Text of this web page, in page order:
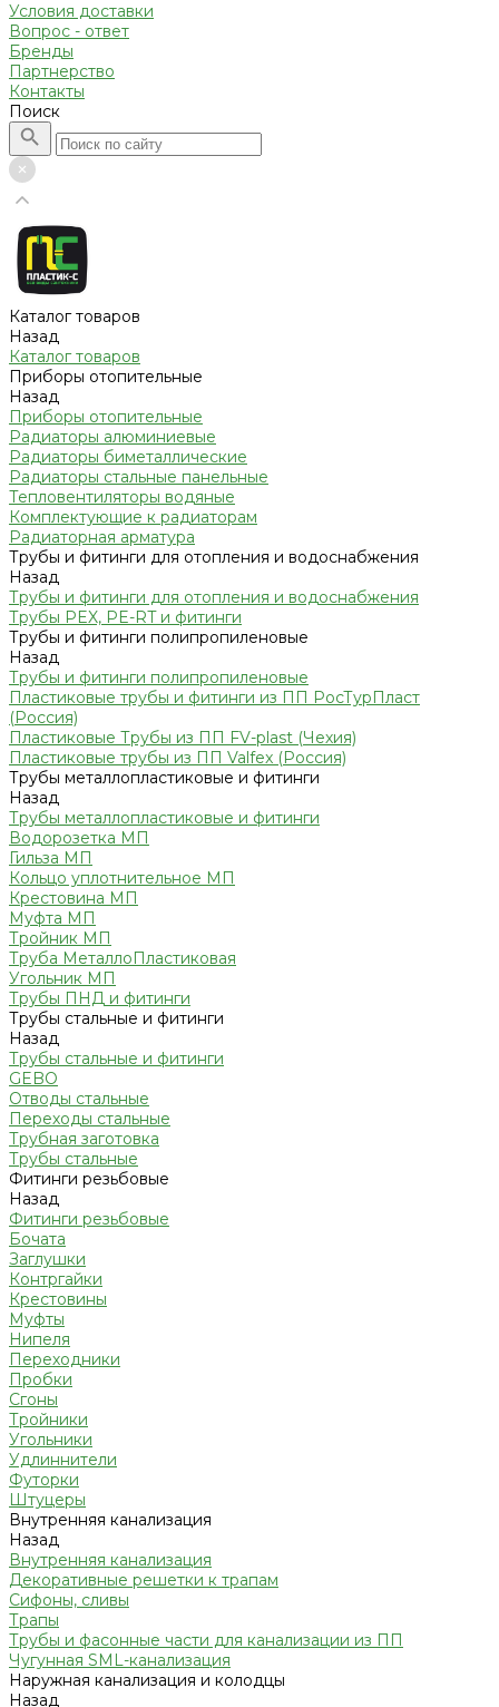
Условия доставки
Вопрос - ответ
Бренды
Партнерство
Контакты
Поиск
Каталог товаров
Назад
Каталог товаров
Приборы отопительные
Назад
Приборы отопительные
Радиаторы алюминиевые
Радиаторы биметаллические
Радиаторы стальные панельные
Тепловентиляторы водяные
Комплектующие к радиаторам
Радиаторная арматура
Трубы и фитинги для отопления и водоснабжения
Назад
Трубы и фитинги для отопления и водоснабжения
Трубы PEX, PE-RT и фитинги
Трубы и фитинги полипропиленовые
Назад
Трубы и фитинги полипропиленовые
Пластиковые трубы и фитинги из ПП РосТурПласт
(Россия)
Пластиковые Трубы из ПП FV-plast (Чехия)
Пластиковые трубы из ПП Valfex (Россия)
Трубы металлопластиковые и фитинги
Назад
Трубы металлопластиковые и фитинги
Водорозетка МП
Гильза МП
Кольцо уплотнительное МП
Крестовина МП
Муфта МП
Тройник МП
Труба МеталлоПластиковая
Угольник МП
Трубы ПНД и фитинги
Трубы стальные и фитинги
Назад
Трубы стальные и фитинги
GEBO
Отводы стальные
Переходы стальные
Трубная заготовка
Трубы стальные
Фитинги резьбовые
Назад
Фитинги резьбовые
Бочата
Заглушки
Контргайки
Крестовины
Муфты
Нипеля
Переходники
Пробки
Сгоны
Тройники
Угольники
Удлиннители
Футорки
Штуцеры
Внутренняя канализация
Назад
Внутренняя канализация
Декоративные решетки к трапам
Сифоны, сливы
Трапы
Трубы и фасонные части для канализации из ПП
Чугунная SML-канализация
Наружная канализация и колодцы
Назад